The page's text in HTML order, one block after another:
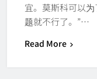
宜。莫斯科可以
题就不行了。”…
Read More